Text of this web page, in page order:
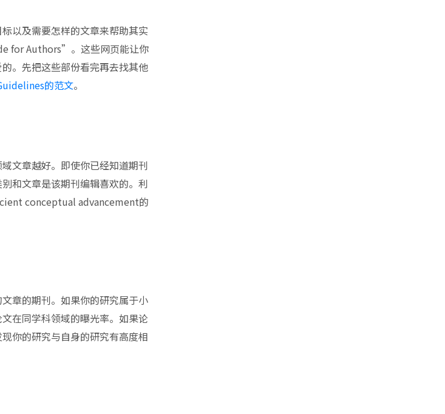
以及需要怎样的文章来帮助其实
for Authors”。这些网页能让你
。先把这些部份看完再去找其他
的范文。
文章越好。即使你已经知道期刊
和文章是该期刊编辑喜欢的。利
conceptual advancement的
章的期刊。如果你的研究属于小
在同学科领域的曝光率。如果论
你的研究与自身的研究有高度相